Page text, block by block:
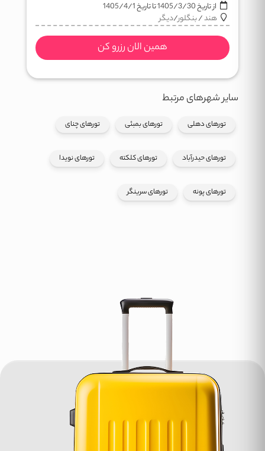
از تاریخ1405/3/30تا تاریخ1405/4/1
هند/بنگلور/دیگر
همین الان رزرو کن
سایر شهرهای مرتبط
تورهای دهلی تورهای بمبئی تورهای چنای
تورهای حیدرآباد تورهای کلکته تورهای نویدا
تورهای پونه تورهای سرینگر